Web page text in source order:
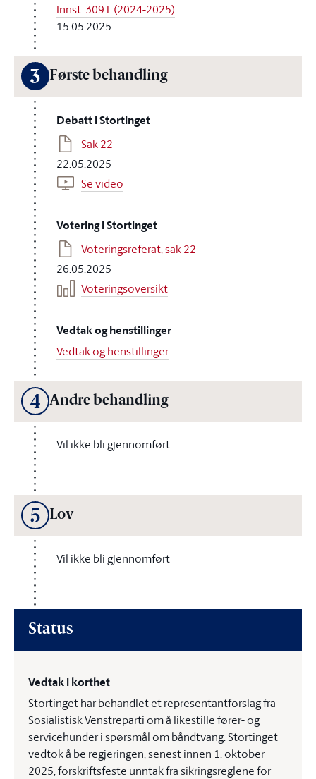
Innst. 309 L (2024-2025)
15.05.2025
3 Første behandling
Debatt i Stortinget
Sak 22
22.05.2025
Se video
Votering i Stortinget
Voteringsreferat, sak 22
26.05.2025
Voteringsoversikt
Vedtak og henstillinger
Vedtak og henstillinger
4 Andre behandling
Vil ikke bli gjennomført
5 Lov
Vil ikke bli gjennomført
Status
Vedtak i korthet
Stortinget har behandlet et representantforslag fra
Sosialistisk Venstreparti om å likestille fører- og
servicehunder i spørsmål om båndtvang. Stortinget
vedtok å be regjeringen, senest innen 1. oktober
2025, forskriftsfeste unntak fra sikringsreglene for